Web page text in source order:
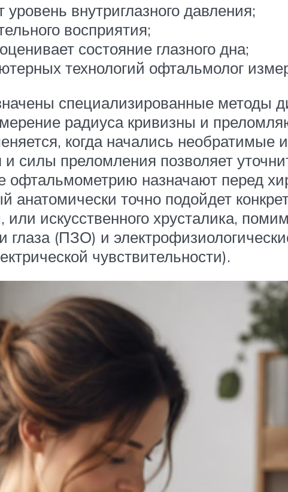
внутриглазного давления;
восприятия;
состояние глазного дна;
технологий офтальмолог
специализированные методы
радиуса кривизны и
когда начались необратимые
силы преломления позволяет
офтальмометрию назначают перед
анатомически точно подойдет
искусственного хрусталика,
глаза (ПЗО) и
чувствительности).